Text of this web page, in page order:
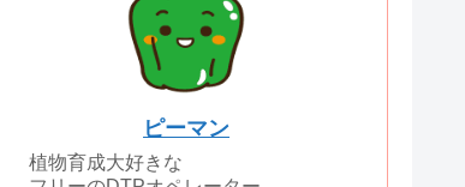
ピーマン
植物育成大好きな